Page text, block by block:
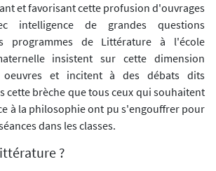
et favorisant cette profusion d'ouvrages
intelligence de grandes questions
programmes de Littérature à l'école
insistent sur cette dimension
oeuvres et incitent à des débats dits
cette brèche que tous ceux qui souhaitent
à la philosophie ont pu s'engouffrer pour
dans les classes.
?